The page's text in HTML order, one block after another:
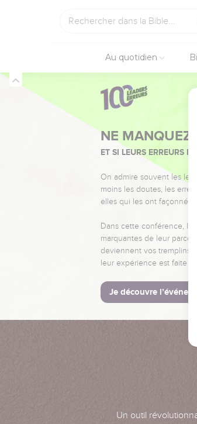
Au quotidien
NE MANQUEZ
ET SI LEURS ERREURS
On admire souvent les
moins les doutes, les
elles qui les ont façonnés.
Dans cette conférence,
marquantes de leur
deviennent vos
leur expérience est faite
Je découvre
Un outil